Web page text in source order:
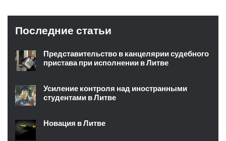
Последние статьи
Представительство в канцелярии судебного
пристава при исполнении в Литве
Усиление контроля над иностранными
студентами в Литве
Новация в Литве